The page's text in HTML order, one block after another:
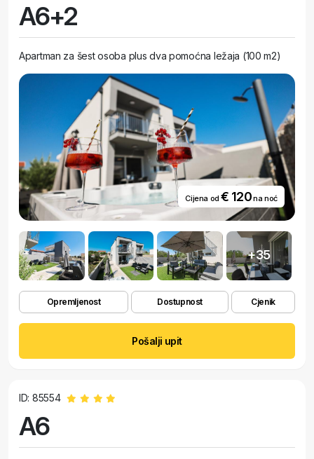
A6+2
Apartman za šest osoba plus dva pomoćna ležaja (100 m2)
Cijena od€ 120na noć
+35
Opremljenost Dostupnost Cjenik
Pošalji upit
ID: 85554
A6